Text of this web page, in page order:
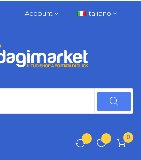
Account Italiano
0